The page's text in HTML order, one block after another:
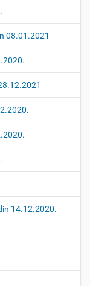
08.01.2021
14.12.2020.